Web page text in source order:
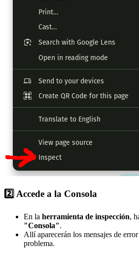
2️⃣ Accede a la Consola
En la herramienta de inspección,
"Consola".
Allí aparecerán los mensajes de
problema.